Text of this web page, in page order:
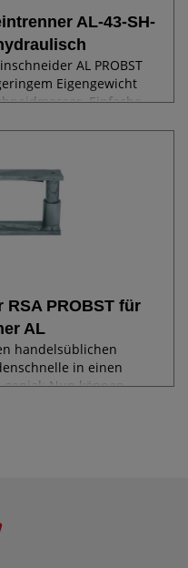
AL-43-SH-
AL PROBST
Eigengewicht
Einfache
PROBST für
AL
handelsüblichen
in einen
genial: Nun können